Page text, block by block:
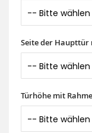
Seite der Haupttür
Türhöhe mit